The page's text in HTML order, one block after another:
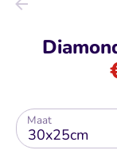
Maat
30x25cm